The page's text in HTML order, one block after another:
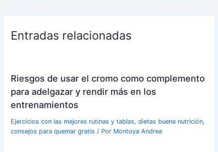
Entradas relacionadas
Riesgos de usar el cromo como complemento
para adelgazar y rendir más en los
entrenamientos
Ejercicios con las mejores rutinas y tablas, dietas buena nutrición,
consejos para quemar gratis / Por Montoya Andrea